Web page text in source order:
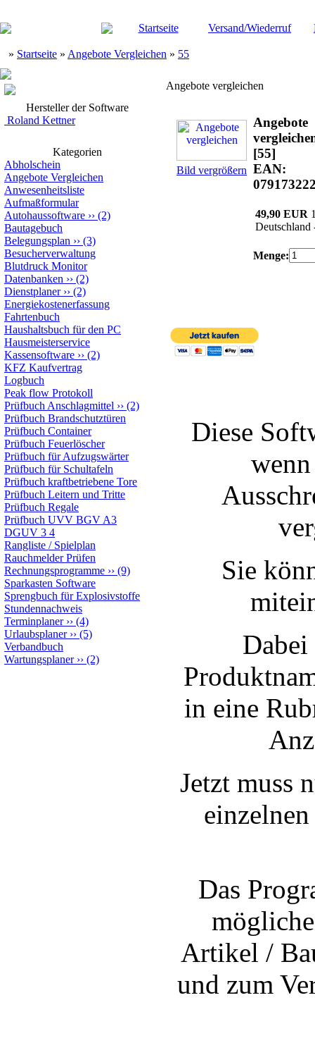
Startseite Versand/Wiederruf
» Startseite » Angebote Vergleichen » 55
Hersteller der Software
Roland Kettner
Kategorien
Abholschein
Angebote Vergleichen
Anwesenheitsliste
Aufmaßformular
Autohaussoftware ›› (2)
Bautagebuch
Belegungsplan ›› (3)
Besucherverwaltung
Blutdruck Monitor
Datenbanken ›› (2)
Dienstplaner›› (2)
Energiekostenerfassung
Fahrtenbuch
Haushaltsbuch für den PC
Hausmeisterservice
Kassensoftware ›› (2)
KFZ Kaufvertrag
Logbuch
Peak flow Protokoll
Prüfbuch Anschlagmittel ›› (2)
Prüfbuch Brandschutztüren
Prüfbuch Container
Prüfbuch Feuerlöscher
Prüfbuch für Aufzugswärter
Prüfbuch für Schultafeln
Prüfbuch kraftbetriebene Tore
Prüfbuch Leitern und Tritte
Prüfbuch Regale
Prüfbuch UVV BGV A3
DGUV 3 4
Rangliste / Spielplan
Rauchmelder Prüfen
Rechnungsprogramme ›› (9)
Sparkasten Software
Sprengbuch für Explosivstoffe
Stundennachweis
Terminplaner›› (4)
Urlaubsplaner›› (5)
Verbandbuch
Wartungsplaner›› (2)
Angebote vergleichen
Bild vergrößern
Angebote
[55]
EAN:
49,90 EUR
Deutschland
Menge:
Diese
Sie
Dabei
in eine
Jetzt muss
Das
Artikel /
und zum